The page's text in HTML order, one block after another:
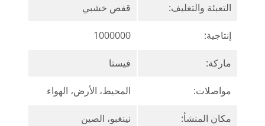
التعبئة والتغليف: قفص خشبي
إنتاجية: 1000000
ماركة: فيستا
مواصلات: المحيط، الأرض، الهواء
مكان المنشأ: نينغبو، الصين